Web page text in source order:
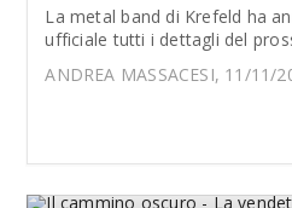
La metal band di Krefeld ha
ufficiale tutti i dettagli del
ANDREA MASSACESI, 11/11/